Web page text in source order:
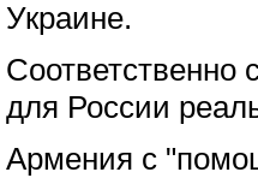
Украине.
Соответственно
для России
Армения с